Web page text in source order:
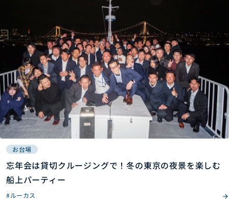
お台場
忘年会は貸切クルージングで！冬の東京の夜景を楽しむ
船上パーティー
#ルーカス